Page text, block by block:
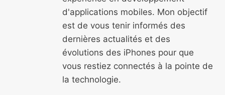
d'applications mobiles. Mon objectif
est de vous tenir informés des
dernières actualités et des
évolutions des iPhones pour que
vous restiez connectés à la pointe de
la technologie.